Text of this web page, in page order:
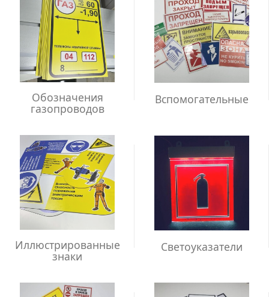
Обозначения
газопроводов
Вспомогательные
Иллюстрированные
знаки
Светоуказатели